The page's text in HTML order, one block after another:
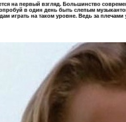
на первый взгляд. Большинство
в один день быть слепым
играть на таком уровне. Ведь за